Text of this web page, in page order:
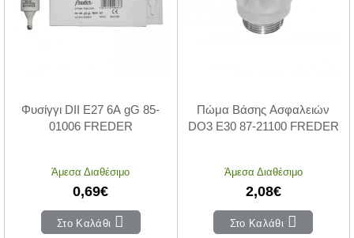
Φυσίγγι DII Ε27 6Α gG 85-
01006 FREDER
Άμεσα Διαθέσιμο
0,69€
Στο Καλάθι
Πώμα Βάσης Ασφαλειών
DO3 Ε30 87-21100 FREDER
Άμεσα Διαθέσιμο
2,08€
Στο Καλάθι